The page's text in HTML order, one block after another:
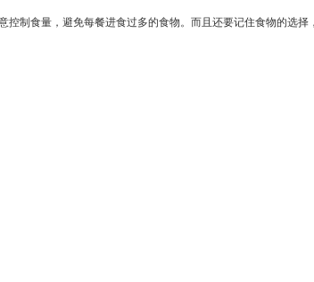
制食量，避免每餐进食过多的食物。而且还要记住食物的选择